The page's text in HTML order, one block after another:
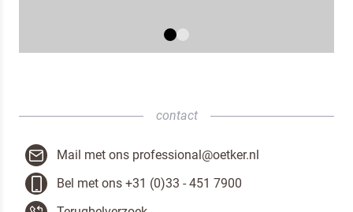
contact
Mail met ons professional@oetker.nl
Bel met ons +31 (0)33 - 451 7900